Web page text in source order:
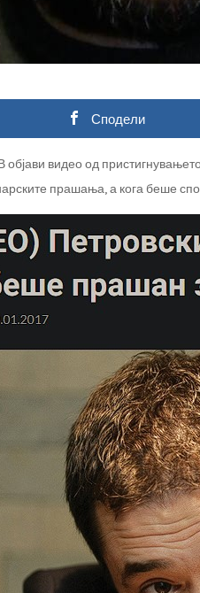
Сподели
видео од
прашања, а кога беше